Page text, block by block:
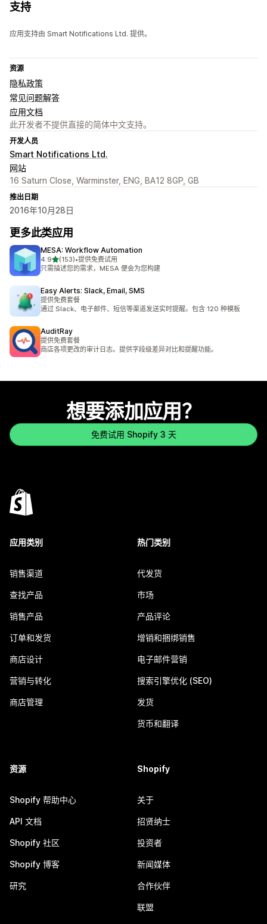
支持
应用支持由 Smart Notifications Ltd. 提供。
资源
隐私政策
常见问题解答
应用文档
此开发者不提供直接的简体中文支持。
开发人员
Smart Notifications Ltd.
网站
16 Saturn Close, Warminster, ENG, BA12 8GP, GB
推出日期
2016年10月28日
更多此类应用
MESA: Workflow Automation
4.9星（满分 5 星）
(153)
总共 153 条评论
•提供免费试用
只需描述您的需求，MESA 便会为您构建
Easy Alerts: Slack, Email, SMS
提供免费套餐
通过 Slack、电子邮件、短信等渠道发送实时提醒。包含 120 种模板
AuditRay
提供免费套餐
商店各项更改的审计日志。提供字段级差异对比和提醒功能。
想要添加应用？
免费试用 Shopify 3 天
应用类别
销售渠道
查找产品
销售产品
订单和发货
商店设计
营销与转化
商店管理
热门类别
代发货
市场
产品评论
增销和捆绑销售
电子邮件营销
搜索引擎优化 (SEO)
发货
货币和翻译
资源
Shopify 帮助中心
API 文档
Shopify 社区
Shopify 博客
研究
Shopify
关于
招贤纳士
投资者
新闻媒体
合作伙伴
联盟